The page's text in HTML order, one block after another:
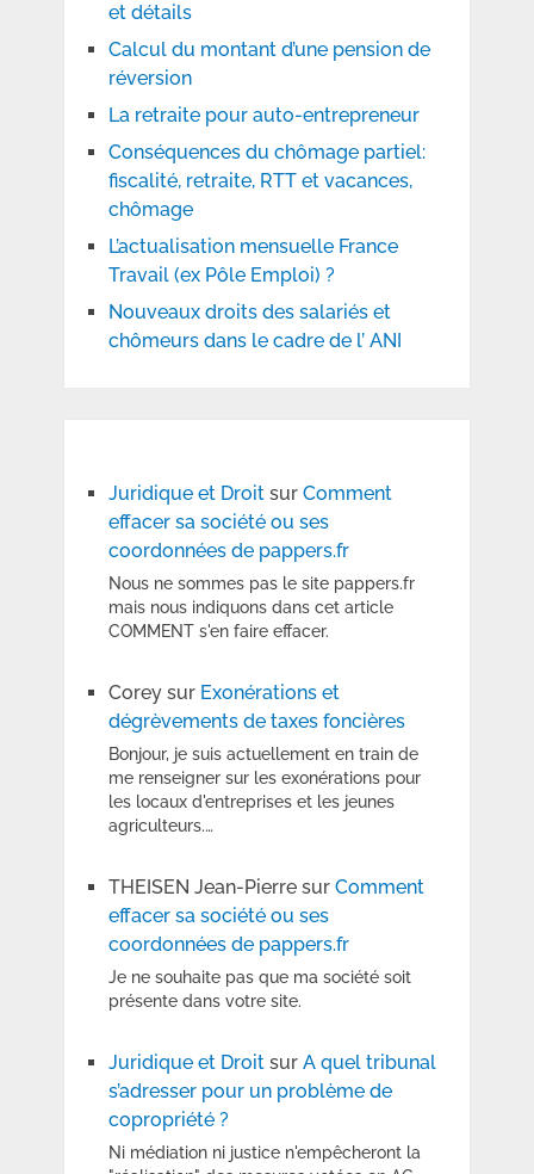
et détails
Calcul du montant d’une pension de
réversion
La retraite pour auto-entrepreneur
Conséquences du chômage partiel:
fiscalité, retraite, RTT et vacances,
chômage
L’actualisation mensuelle France
Travail (ex Pôle Emploi) ?
Nouveaux droits des salariés et
chômeurs dans le cadre de l’ ANI
Juridique et Droitsur Comment
effacer sa société ou ses
coordonnées de pappers.fr
Nous ne sommes pas le site pappers.fr
mais nous indiquons dans cet article
COMMENT s'en faire effacer.
Coreysur Exonérations et
dégrèvements de taxes foncières
Bonjour, je suis actuellement en train de
me renseigner sur les exonérations pour
les locaux d'entreprises et les jeunes
agriculteurs.…
THEISEN Jean-Pierresur Comment
effacer sa société ou ses
coordonnées de pappers.fr
Je ne souhaite pas que ma société soit
présente dans votre site.
Juridique et Droitsur A quel tribunal
s’adresser pour un problème de
copropriété ?
Ni médiation ni justice n'empêcheront la